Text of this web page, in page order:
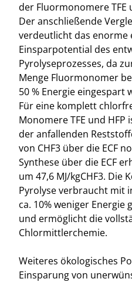
der Fluormonomere TFE
Der anschließende
verdeutlicht das enorme
Einsparpotential des
Pyrolyseprozesses, da
Menge Fluormonomer
50 % Energie eingespart
Für eine komplett
Monomere TFE und
der anfallenden
von CHF3 über die ECF
Synthese über die ECF
um 47,6 MJ/kgCHF3. Die
Pyrolyse verbraucht mit
ca. 10% weniger Energie
und ermöglicht die
Chlormittlerchemie.
Weiteres ökologisches
Einsparung von